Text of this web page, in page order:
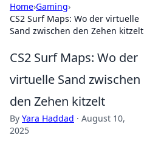
Home›Gaming›
CS2 Surf Maps: Wo der virtuelle
Sand zwischen den Zehen kitzelt
CS2 Surf Maps: Wo der
virtuelle Sand zwischen
den Zehen kitzelt
By Yara Haddad · August 10,
2025